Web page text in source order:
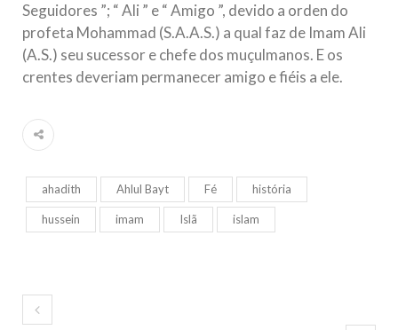
Seguidores ”; “ Ali ” e “ Amigo ”, devido a orden do
profeta Mohammad (S.A.A.S.) a qual faz de Imam Ali
(A.S.) seu sucessor e chefe dos muçulmanos. E os
crentes deveriam permanecer amigo e fiéis a ele.
ahadith Ahlul Bayt Fé história
hussein imam Islã islam